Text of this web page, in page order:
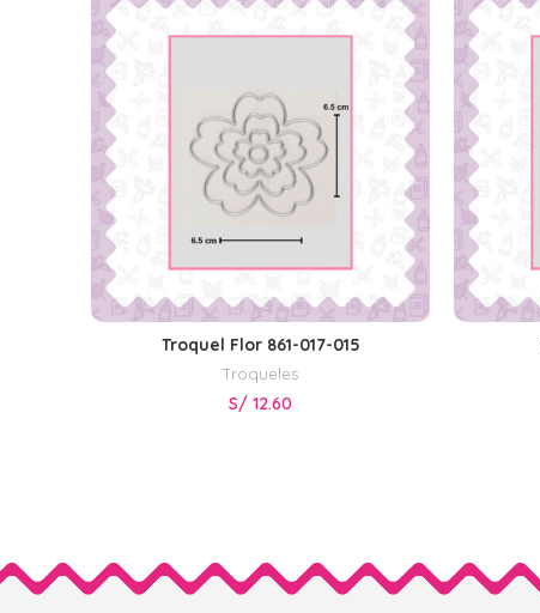
AÑADIR AL CARRITO
Troquel Flor 861-017-015
Troqueles
S/ 12.60